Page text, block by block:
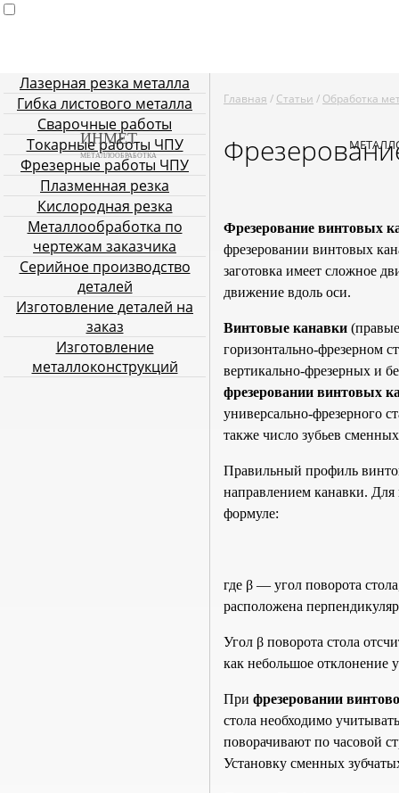
ГлавнаяУслуги металлообработки
Плазменная резка
ИНМЕТ
МЕТАЛЛООБРАБОТКА
Лазерная резка металла
Гибка листового металла
Сварочные работы
Токарные работы ЧПУ
Фрезерные работы ЧПУ
Плазменная резка
Кислородная резка
Металлообработка по
чертежам заказчика
Серийное производство
деталей
Изготовление деталей на
заказ
Изготовление
металлоконструкций
Главная / Статьи / Обработка
Фрезерование винтовых
фрезеровании винтовых
заготовка имеет сложное
движение вдоль оси.
Винтовые канавки
горизонтально-фрезерном
вертикально-фрезерных и
фрезеровании винтовых
универсально-фрезерного
также число зубьев
Правильный профиль
направлением канавки. Для
формуле:
где β — угол поворота
расположена
Угол β поворота стола
как небольшое отклонение
При фрезеровании
стола необходимо
поворачивают по часовой
Установку сменных